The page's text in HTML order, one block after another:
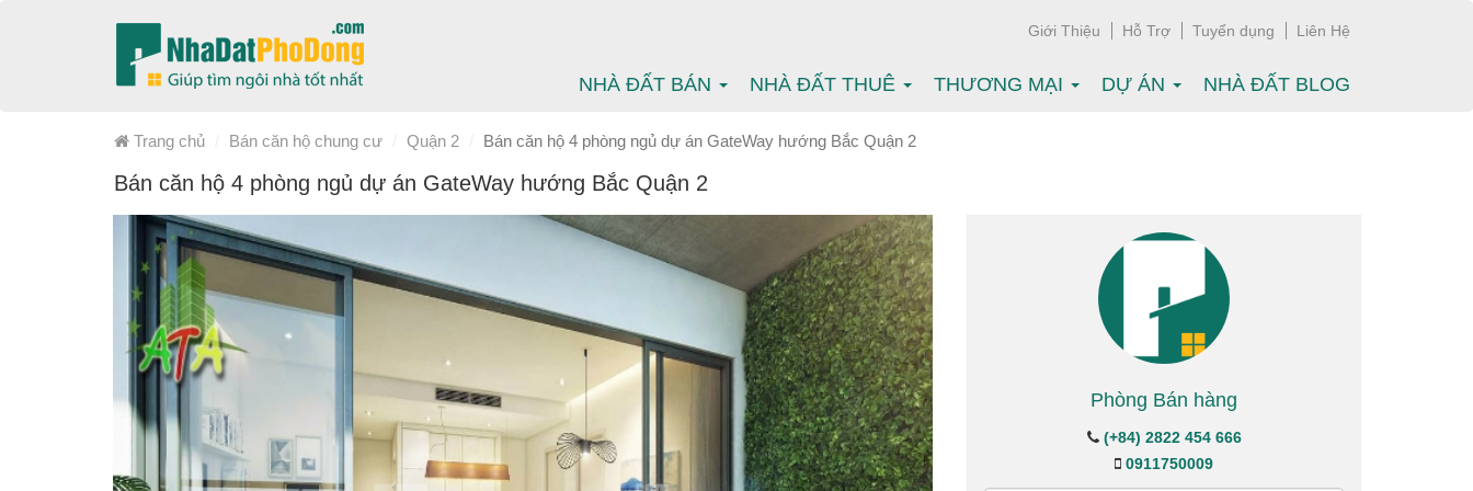
Giới Thiệu Hỗ Trợ Tuyển dụng Liên Hệ
NHÀ ĐẤT BÁN NHÀ ĐẤT THUÊ THƯƠNG MẠI DỰ ÁN NHÀ ĐẤT BLOG
Trang chủ Bán căn hộ chung cư Quận 2 Bán căn hộ 4 phòng ngủ dự án GateWay hướng Bắc Quận 2
Bán căn hộ 4 phòng ngủ dự án GateWay hướng Bắc Quận 2
Phòng Bán hàng
(+84) 2822 454 666
0911750009